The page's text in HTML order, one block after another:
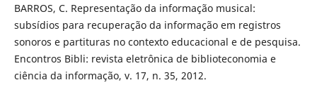
BARROS, C. Representação da informação musical:
subsídios para recuperação da informação em registros
sonoros e partituras no contexto educacional e de pesquisa.
Encontros Bibli: revista eletrônica de biblioteconomia e
ciência da informação, v. 17, n. 35, 2012.